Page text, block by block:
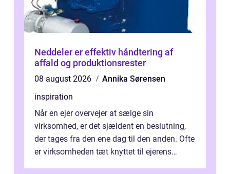
Neddeler er effektiv håndtering af
affald og produktionsrester
08 august 2026
Annika Sørensen
inspiration
Når en ejer overvejer at sælge sin
virksomhed, er det sjældent en beslutning,
der tages fra den ene dag til den anden. Ofte
er virksomheden tæt knyttet til ejerens